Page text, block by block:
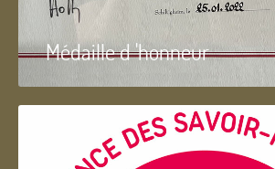
Médaille d 'honneur